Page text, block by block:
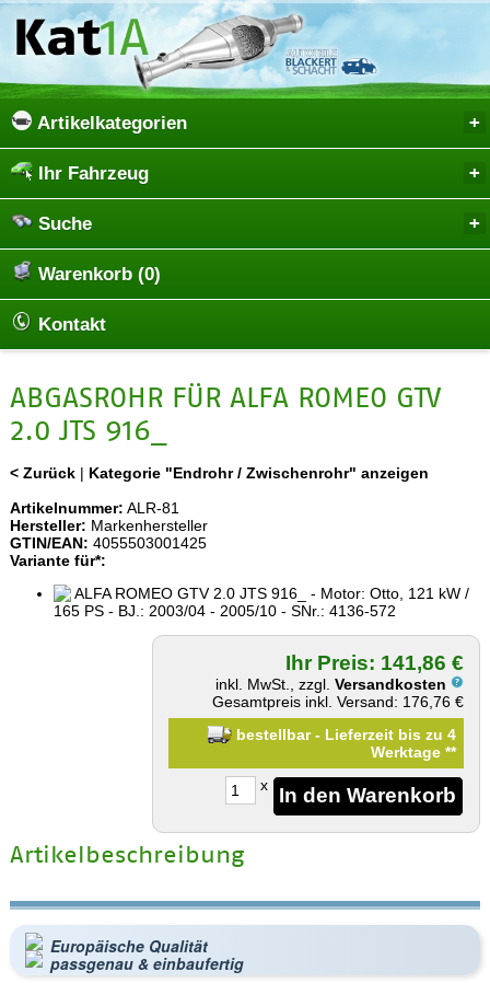
Artikelkategorien
Ihr Fahrzeug
Suche
Warenkorb (0)
Kontakt
ABGASROHR FÜR ALFA ROMEO GTV
2.0 JTS 916_
< Zurück| Kategorie "Endrohr / Zwischenrohr" anzeigen
Artikelnummer: ALR-81
Hersteller: Markenhersteller
GTIN/EAN: 4055503001425
Variante für*:
ALFA ROMEO GTV 2.0 JTS 916_ - Motor: Otto, 121 kW /
165 PS - BJ.: 2003/04 - 2005/10 - SNr.: 4136-572
Ihr Preis: 141,86 €
inkl. MwSt., zzgl.Versandkosten
Gesamtpreis inkl. Versand: 176,76 €
bestellbar - Lieferzeit bis zu 4
Werktage**
x
Artikelbeschreibung
Europäische Qualität
passgenau & einbaufertig